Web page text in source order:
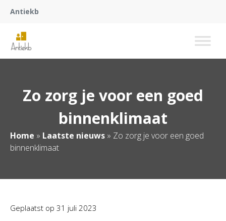
Antiekb
Zo zorg je voor een goed
binnenklimaat
Home » Laatste nieuws » Zo zorg je voor een goed
binnenklimaat
Geplaatst op 31 juli 2023